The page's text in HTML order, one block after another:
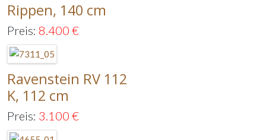
Rippen, 140 cm
Preis: 8.400 €
Ravenstein RV 112
K, 112 cm
Preis: 3.100 €